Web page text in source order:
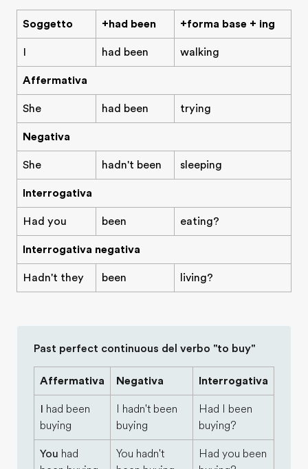
Soggetto +had been +forma base + ing
I had been walking
Affermativa
She had been trying
Negativa
She hadn't been sleeping
Interrogativa
Had you been eating?
Interrogativa negativa
Hadn't they been living?
Past perfect continuous del verbo "to buy"
Affermativa Negativa Interrogativa
I had been
buying
I hadn't been
buying
Had I been
buying?
You had
You hadn't
Had you been